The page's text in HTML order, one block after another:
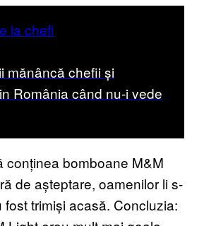
mănâncă chefii și
România când nu-i vede
conținea bomboane M&M
de așteptare, oamenilor li s-
fost trimiși acasă. Concluzia: